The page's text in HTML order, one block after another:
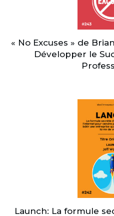
« No Excuses » de
Développer le
Launch: La formule